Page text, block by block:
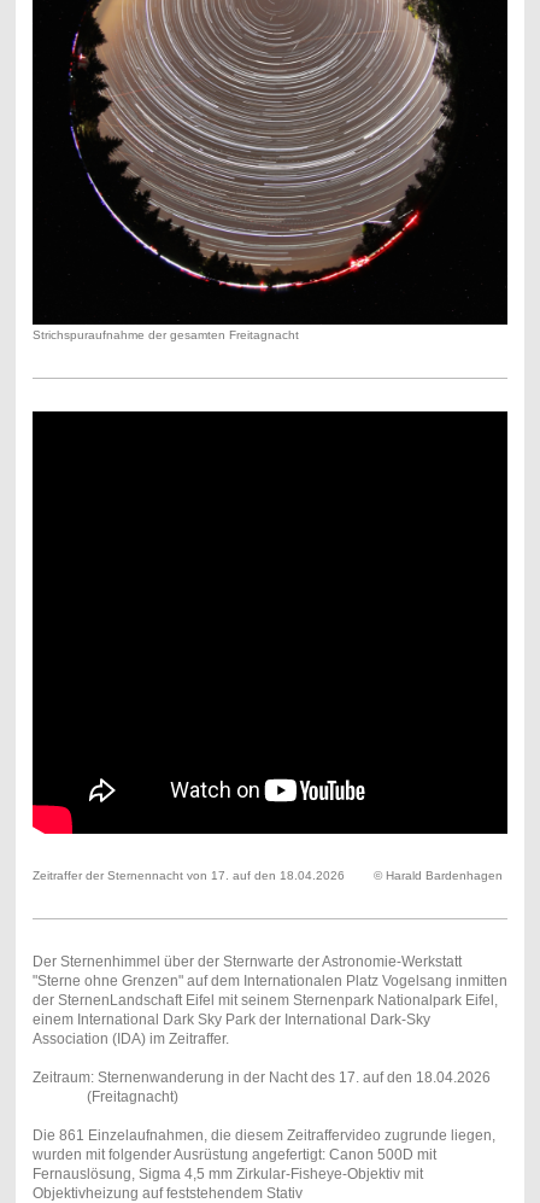
Strichspuraufnahme der gesamten Freitagnacht
Zeitraffer der Sternennacht von 17. auf den 18.04.2026 © Harald Bardenhagen
Der Sternenhimmel über der Sternwarte der Astronomie-Werkstatt
"Sterne ohne Grenzen" auf dem Internationalen Platz Vogelsang inmitten
der SternenLandschaft Eifel mit seinem Sternenpark Nationalpark Eifel,
einem International Dark Sky Park der International Dark-Sky
Association (IDA) im Zeitraffer.
Zeitraum: Sternenwanderung in der Nacht des 17. auf den 18.04.2026
(Freitagnacht)
Die 861 Einzelaufnahmen, die diesem Zeitraffervideo zugrunde liegen,
wurden mit folgender Ausrüstung angefertigt: Canon 500D mit
Fernauslösung, Sigma 4,5 mm Zirkular-Fisheye-Objektiv mit
Objektivheizung auf feststehendem Stativ